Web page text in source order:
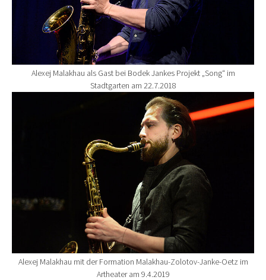
Alexej Malakhau als Gast bei Bodek Jankes Projekt „Song“ im
Stadtgarten am 22.7.2018
Alexej Malakhau mit der Formation Malakhau-Zolotov-Janke-Oetz im
Artheater am 9.4.2019